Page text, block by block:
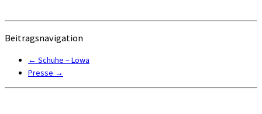
Beitragsnavigation
← Schuhe – Lowa
Presse →